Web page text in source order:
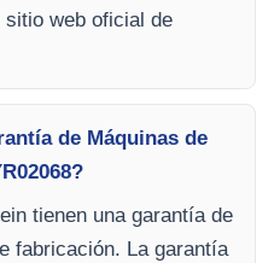
web oficial de
de Máquinas de
tienen una garantía de
fabricación. La garantía